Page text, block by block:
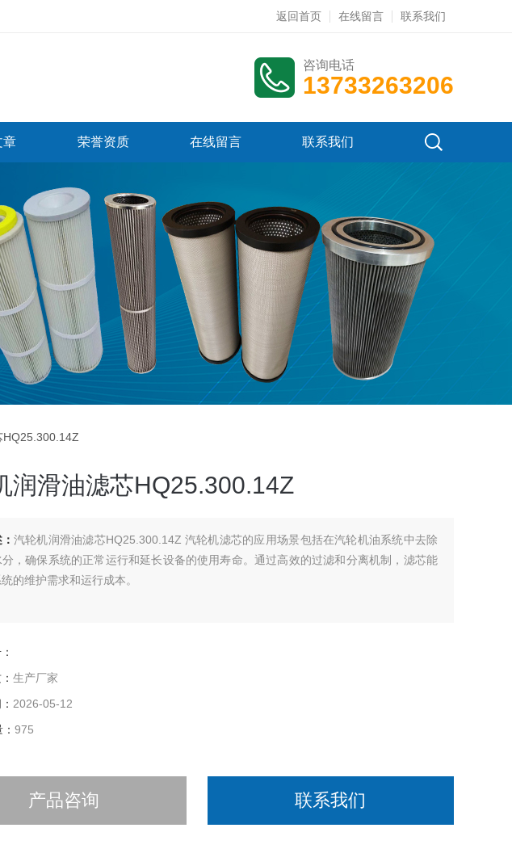
返回首页 在线留言 联系我们
咨询电话
13733263206
章 荣誉资质 在线留言 联系我们
润滑油滤芯HQ25.300.14Z
汽轮机润滑油滤芯HQ25.300.14Z 汽轮机滤芯的应用场景‌包括在汽轮机油系统中去除
，确保系统的正常运行和延长设备的使用寿命。通过高效的过滤和分离机制，滤芯能
的维护需求和运行成本‌。
生产厂家
2026-05-12
975
产品咨询 联系我们